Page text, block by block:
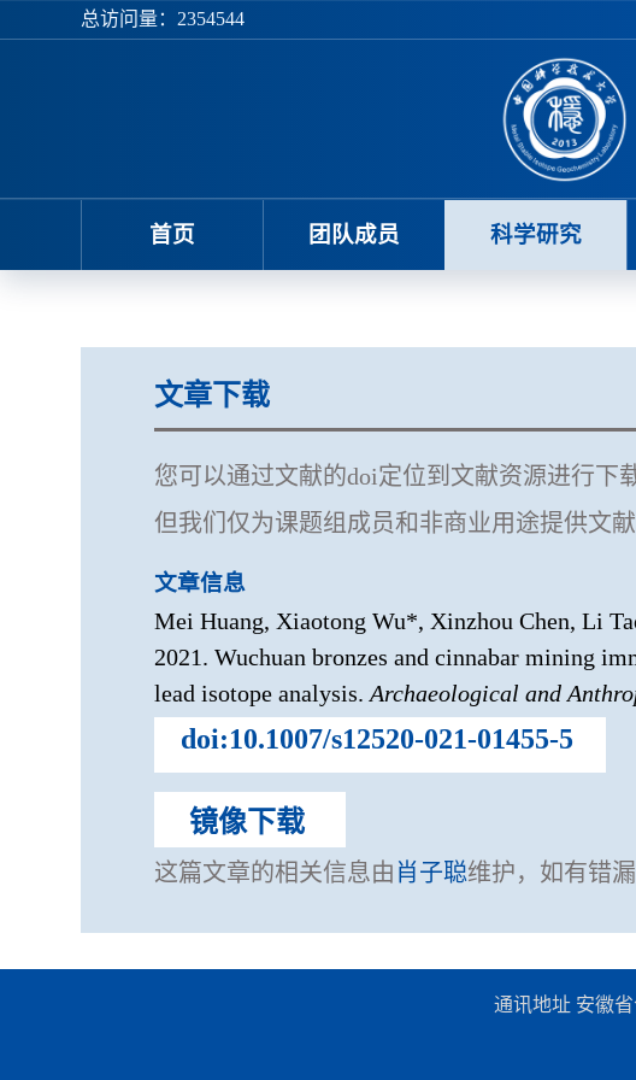
总访问量： 2354544
首页 团队成员 科学研究
文章下载
您可以通过文献的doi定位到文献资源进行下
但我们仅为课题组成员和非商业用途提供文
文章信息
Mei Huang, Xiaotong Wu*, Xinzhou Chen, Li
2021. Wuchuan bronzes and cinnabar mining
lead isotope analysis. Archaeological and
doi:10.1007/s12520-021-01455-5
镜像下载
这篇文章的相关信息由 肖子聪维护，如有错
通讯地址 安徽